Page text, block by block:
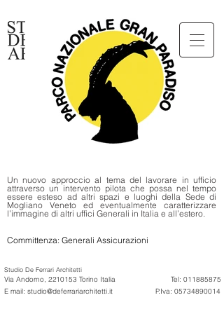
Un nuovo approccio al tema del lavorare in ufficio
attraverso un intervento pilota che possa nel tempo
essere esteso ad altri spazi e luoghi della Sede di
Mogliano Veneto ed eventualmente caratterizzare
l’immagine di altri uffici Generali in Italia e all’estero.
Committenza: Generali Assicurazioni
Studio De Ferrari Architetti
Via Andorno, 2210153 Torino Italia Tel: 011885875
E mail: studio@deferrariarchitetti.it P.Iva: 05734890014